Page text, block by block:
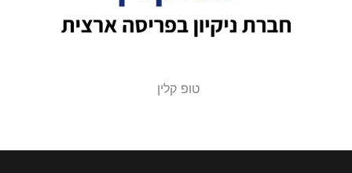
טופ קלין